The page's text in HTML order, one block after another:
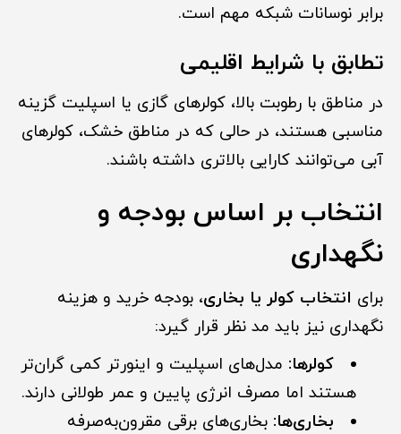
برابر نوسانات شبکه مهم است.
تطابق با شرایط اقلیمی
در مناطق با رطوبت بالا، کولرهای گازی یا اسپلیت گزینه
مناسبی هستند، در حالی که در مناطق خشک، کولرهای
آبی می‌توانند کارایی بالاتری داشته باشند.
انتخاب بر اساس بودجه و
نگهداری
برای انتخاب کولر یا بخاری، بودجه خرید و هزینه
نگهداری نیز باید مد نظر قرار گیرد:
کولرها: مدل‌های اسپلیت و اینورتر کمی گران‌تر
هستند اما مصرف انرژی پایین و عمر طولانی دارند.
بخاری‌ها: بخاری‌های برقی مقرون‌به‌صرفه